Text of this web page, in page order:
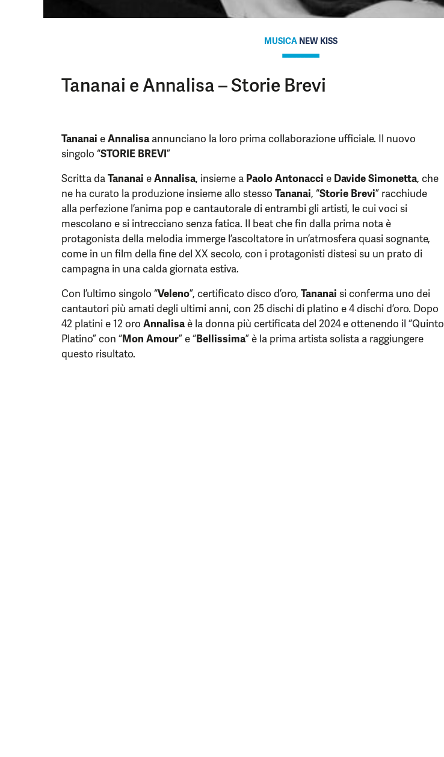
MUSICANEW KISS
Tananai e Annalisa – Storie Brevi
Tananai eAnnalisaannunciano la loro prima collaborazione ufficiale. Il nuovo
singolo “STORIE BREVI”
Scritta daTananai eAnnalisa, insieme a Paolo Antonacci e Davide Simonetta, che
ne ha curato la produzione insieme allo stesso Tananai, “Storie Brevi” racchiude
alla perfezione l’anima pop e cantautorale di entrambi gli artisti, le cui voci si
mescolano e si intrecciano senza fatica. Il beat che fin dalla prima nota è
protagonista della melodia immerge l’ascoltatore in un’atmosfera quasi sognante,
come in un film della fine del XX secolo, con i protagonisti distesi su un prato di
campagna in una calda giornata estiva.
Con l’ultimo singolo “Veleno”, certificato disco d’oro, Tananai si conferma uno dei
cantautori più amati degli ultimi anni, con 25 dischi di platino e 4 dischi d’oro. Dopo
42 platini e 12 oro Annalisaè la donna più certificata del 2024 e ottenendo il “Quinto
Platino” con “Mon Amour” e “Bellissima” è la prima artista solista a raggiungere
questo risultato.